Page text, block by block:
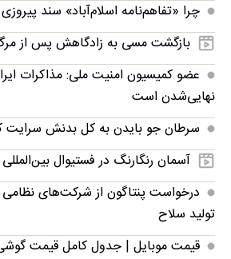
چرا «تفاهم‌نامه اسلام‌آباد» سند
بازگشت مسی به زادگاهش پس از
عضو کمیسیون امنیت ملی: مذاکرات
نهایی‌شدن است
سرطان جو بایدن به کل بدنش سرایت
آسمان رنگارنگ در فستیوال
درخواست پنتاگون از شرکت‌های نظامی
تولید سلاح
قیمت موبایل‌ | جدول کامل قیمت